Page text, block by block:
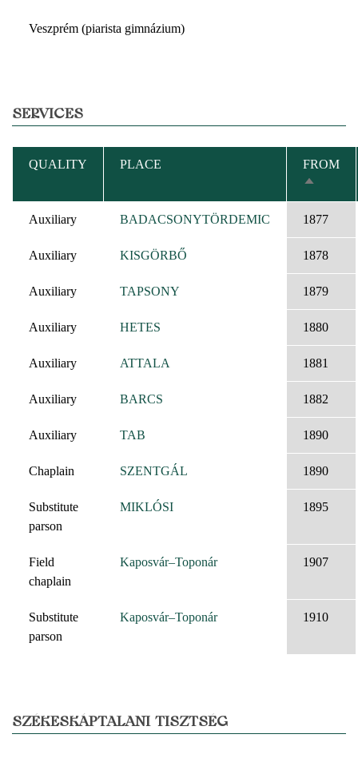
Veszprém (piarista gimnázium)
SERVICES
QUALITY PLACE
FROM
SORT
Auxiliary
BADACSONYTÖRDEMIC 1877
Auxiliary KISGÖRBŐ 1878
Auxiliary TAPSONY 1879
Auxiliary HETES 1880
Auxiliary ATTALA 1881
Auxiliary BARCS 1882
Auxiliary TAB 1890
Chaplain SZENTGÁL 1890
Substitute
parson
MIKLÓSI 1895
Field
chaplain
Kaposvár–Toponár 1907
Substitute
parson
Kaposvár–Toponár 1910
SZÉKESKÁPTALANI TISZTSÉG